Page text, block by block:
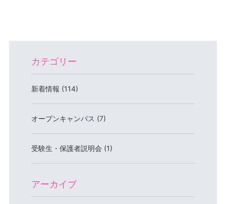
カテゴリー
新着情報 (114)
オープンキャンパス (7)
受験生・保護者説明会 (1)
アーカイブ